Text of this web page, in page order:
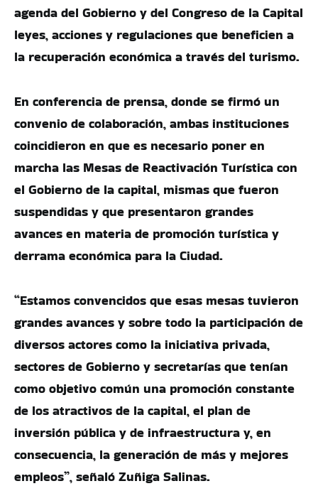
agenda del Gobierno y del Congreso de la Capital
leyes, acciones y regulaciones que beneficien a
la recuperación económica a través del turismo.
En conferencia de prensa, donde se firmó un
convenio de colaboración, ambas instituciones
coincidieron en que es necesario poner en
marcha las Mesas de Reactivación Turística con
el Gobierno de la capital, mismas que fueron
suspendidas y que presentaron grandes
avances en materia de promoción turística y
derrama económica para la Ciudad.
“Estamos convencidos que esas mesas tuvieron
grandes avances y sobre todo la participación de
diversos actores como la iniciativa privada,
sectores de Gobierno y secretarías que tenían
como objetivo común una promoción constante
de los atractivos de la capital, el plan de
inversión pública y de infraestructura y, en
consecuencia, la generación de más y mejores
empleos”, señaló Zuñiga Salinas.